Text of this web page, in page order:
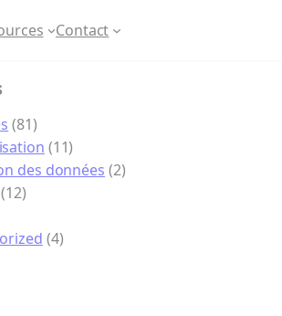
Contact
(81)
(11)
des données (2)
(12)
(4)